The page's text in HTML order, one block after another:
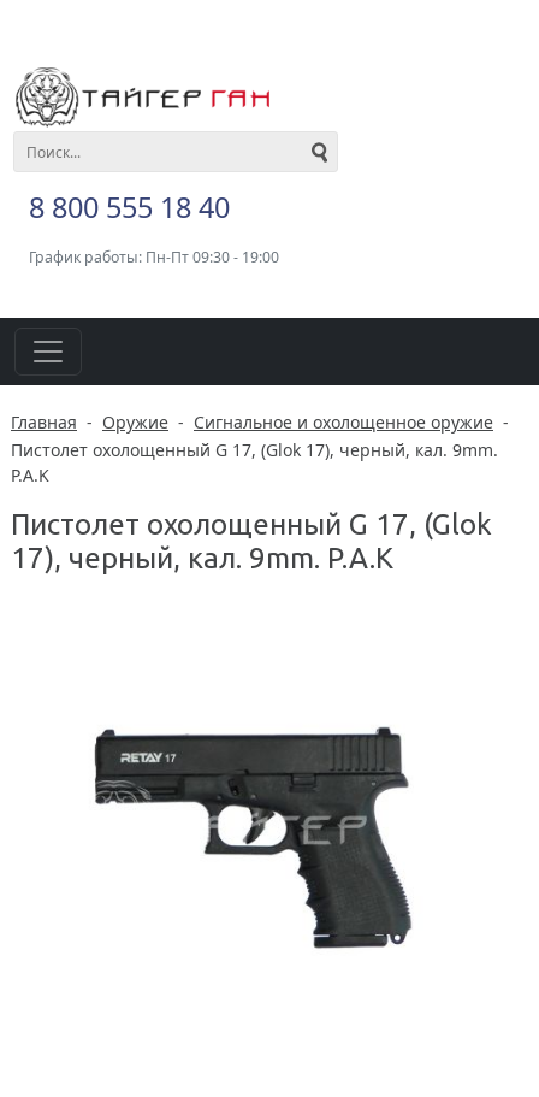
8 800 555 18 40
График работы: Пн-Пт 09:30 - 19:00
Главная - Оружие - Сигнальное и охолощенное оружие -
Пистолет охолощенный G 17, (Glok 17), черный, кал. 9mm.
P.A.K
Пистолет охолощенный G 17, (Glok
17), черный, кал. 9mm. P.A.K